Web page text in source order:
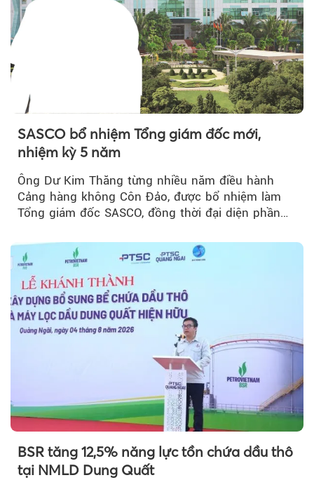
SASCO bổ nhiệm Tổng giám đốc mới,
nhiệm kỳ 5 năm
Ông Dư Kim Thăng từng nhiều năm điều hành
Cảng hàng không Côn Đảo, được bổ nhiệm làm
Tổng giám đốc SASCO, đồng thời đại diện phần
BSR tăng 12,5% năng lực tồn chứa dầu thô
tại NMLD Dung Quất